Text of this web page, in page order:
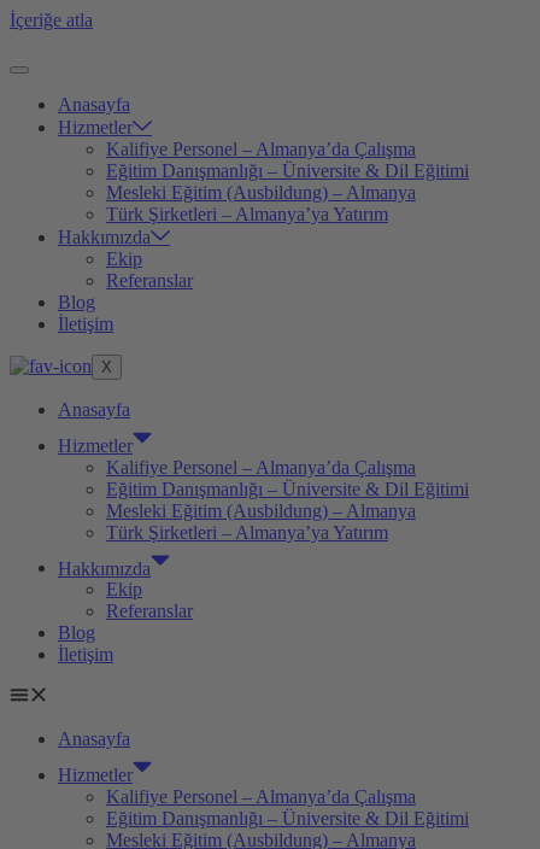
İçeriğe atla
Anasayfa
Hizmetler
Kalifiye Personel – Almanya’da Çalışma
Eğitim Danışmanlığı – Üniversite & Dil Eğitimi
Mesleki Eğitim (Ausbildung) – Almanya
Türk Şirketleri – Almanya’ya Yatırım
Hakkımızda
Ekip
Referanslar
Blog
İletişim
X
Anasayfa
Hizmetler
Kalifiye Personel – Almanya’da Çalışma
Eğitim Danışmanlığı – Üniversite & Dil Eğitimi
Mesleki Eğitim (Ausbildung) – Almanya
Türk Şirketleri – Almanya’ya Yatırım
Hakkımızda
Ekip
Referanslar
Blog
İletişim
Anasayfa
Hizmetler
Kalifiye Personel – Almanya’da Çalışma
Eğitim Danışmanlığı – Üniversite & Dil Eğitimi
Mesleki Eğitim (Ausbildung) – Almanya